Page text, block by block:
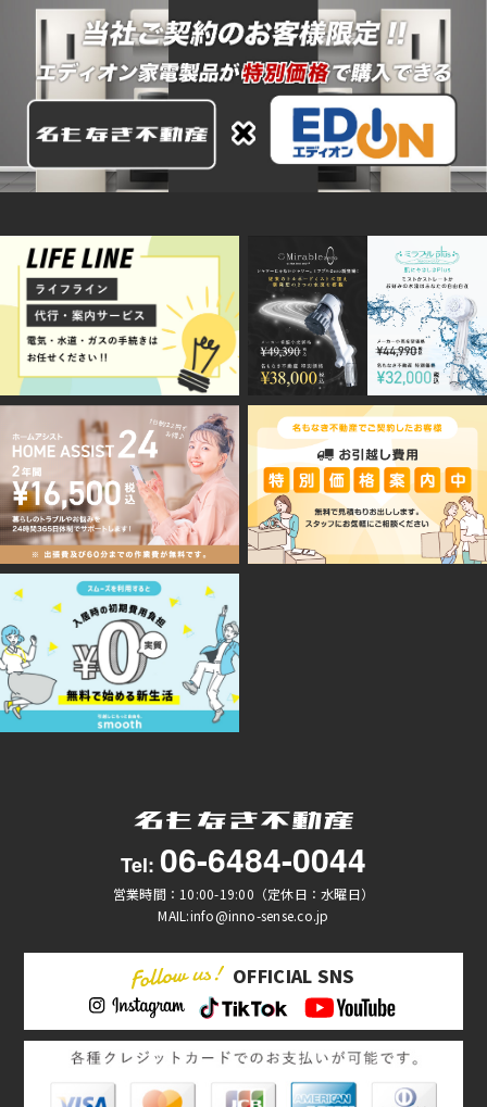
Tel: 06-6484-0044
営業時間：10:00-19:00（定休日：水曜日）
MAIL:info@inno-sense.co.jp
OFFICIAL SNS